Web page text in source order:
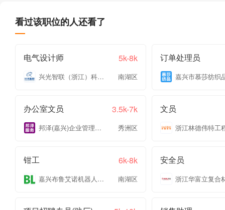
看过该职位的人还看了
电气设计师 5k-8k
兴光智联（浙江）科技有限公司 南湖区
订单处理员
办公室文员 3.5k-7k
邦泽(嘉兴)企业管理服务有限公司 秀洲区
文员
钳工 6k-8k
嘉兴布鲁艾诺机器人有限公司 南湖区
安全员